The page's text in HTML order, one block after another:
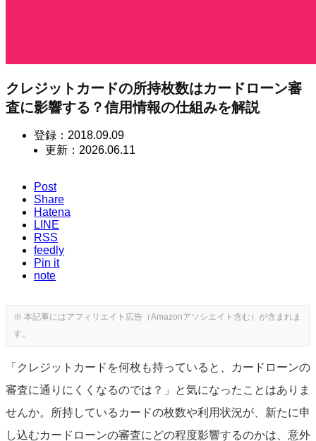
クレジットカードの所持枚数はカードローン審
査に影響する？信用情報の仕組みを解説
登録： 2018.09.09
更新： 2026.06.11
Post
Share
Hatena
LINE
RSS
feedly
Pin it
note
「クレジットカードを何枚も持っていると、カードローンの
審査に通りにくくなるのでは？」と気になったことはありま
せんか。所持しているカードの枚数や利用状況が、新たに申
し込むカードローンの審査にどの程度影響するのかは、意外